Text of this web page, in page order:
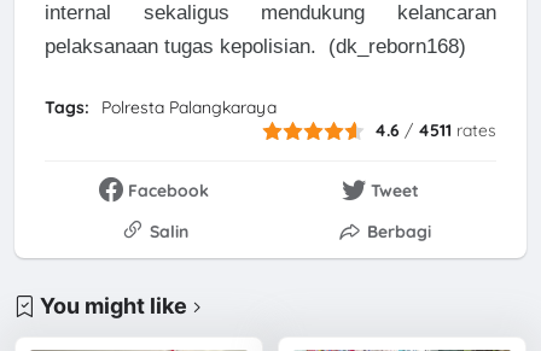
internal sekaligus mendukung kelancaran
pelaksanaan tugas kepolisian. (dk_reborn168)
Tags:
Polresta Palangkaraya
4.6 / 4511 rates
Facebook
Tweet
Salin
Berbagi
You might like